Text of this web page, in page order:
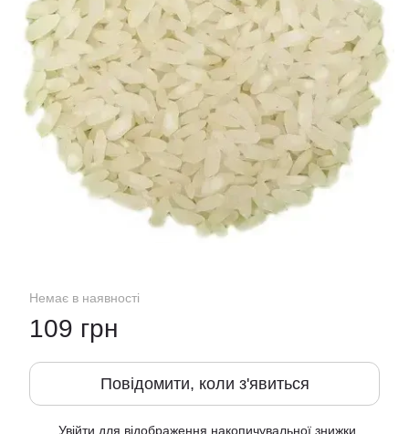
Немає в наявності
109 грн
Повідомити, коли з'явиться
Увійти для відображення накопичувальної знижки